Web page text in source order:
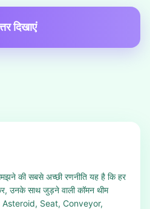
दिखाएं
की सबसे अच्छी रणनीति यह है कि हर
उनके साथ जुड़ने वाली कॉमन थीम
Asteroid, Seat, Conveyor,